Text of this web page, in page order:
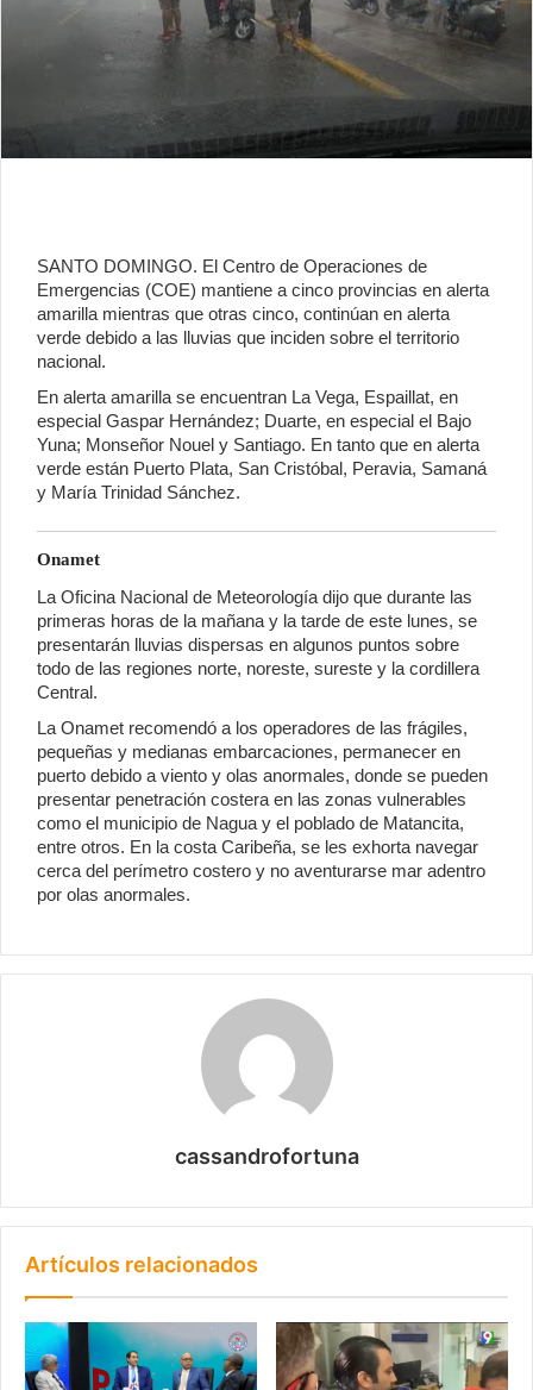
SANTO DOMINGO. El Centro de Operaciones de
Emergencias (COE) mantiene a cinco provincias en alerta
amarilla mientras que otras cinco, continúan en alerta
verde debido a las lluvias que inciden sobre el territorio
nacional.
En alerta amarilla se encuentran La Vega, Espaillat, en
especial Gaspar Hernández; Duarte, en especial el Bajo
Yuna; Monseñor Nouel y Santiago. En tanto que en alerta
verde están Puerto Plata, San Cristóbal, Peravia, Samaná
y María Trinidad Sánchez.
Onamet
La Oficina Nacional de Meteorología dijo que durante las
primeras horas de la mañana y la tarde de este lunes, se
presentarán lluvias dispersas en algunos puntos sobre
todo de las regiones norte, noreste, sureste y la cordillera
Central.
La Onamet recomendó a los operadores de las frágiles,
pequeñas y medianas embarcaciones, permanecer en
puerto debido a viento y olas anormales, donde se pueden
presentar penetración costera en las zonas vulnerables
como el municipio de Nagua y el poblado de Matancita,
entre otros. En la costa Caribeña, se les exhorta navegar
cerca del perímetro costero y no aventurarse mar adentro
por olas anormales.
cassandrofortuna
Artículos relacionados